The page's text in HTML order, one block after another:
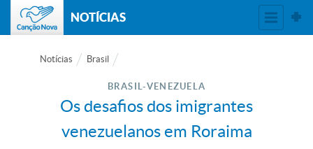
NOTÍCIAS
Notícias Brasil
BRASIL-VENEZUELA
Os desafios dos imigrantes
venezuelanos em Roraima